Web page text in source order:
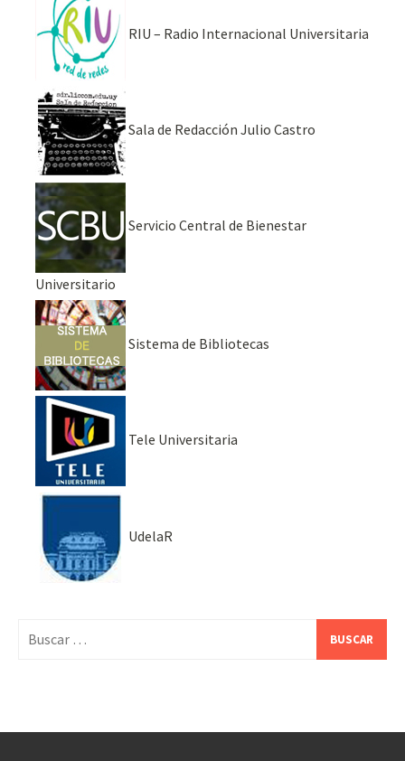
RIU – Radio Internacional Universitaria
Sala de Redacción Julio Castro
Servicio Central de Bienestar
Universitario
Sistema de Bibliotecas
Tele Universitaria
UdelaR